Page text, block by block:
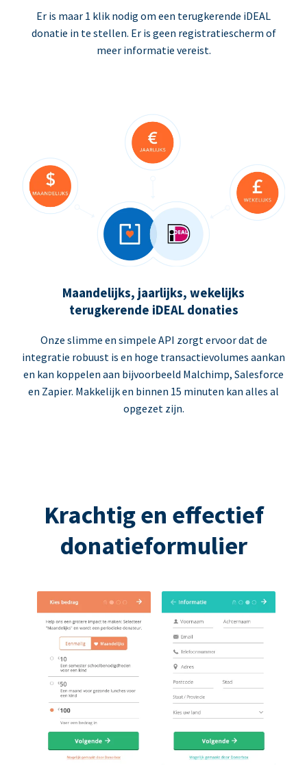
Er is maar 1 klik nodig om een terugkerende iDEAL
donatie in te stellen. Er is geen registratiescherm of
meer informatie vereist.
Maandelijks, jaarlijks, wekelijks
terugkerende iDEAL donaties
Onze slimme en simpele API zorgt ervoor dat de
integratie robuust is en hoge transactievolumes aankan
en kan koppelen aan bijvoorbeeld Malchimp, Salesforce
en Zapier. Makkelijk en binnen 15 minuten kan alles al
opgezet zijn.
Krachtig en effectief
donatieformulier